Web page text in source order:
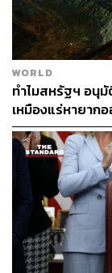
บุกเบิกโมเดล ‘ตั๋
ตลาดสหรัฐฯ ที่ข
ทุกอย่าง ตั้งแต่ก
การเลือกที่นั่ง โม
ลงทั้งระบบ และท
ประเภท ‘basic
ก่อนรุ่งสางวันเ
ว่า “เรียนผู้โดย
ไม่มีบริการลูกค้
โดยสารหลายแ
Airlines ได้ยุติก
ว่า “เป็นเกียรติที่
34 ปีที่ผ่านมา”
WORLD
ทำไมสหรัฐฯ อนุ
เหมืองแร่หายาก